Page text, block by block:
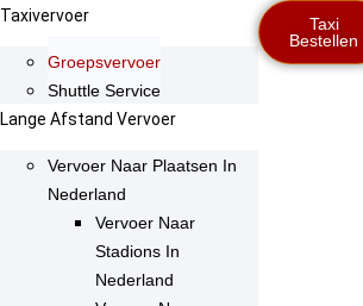
Taxivervoer
Groepsvervoer
Shuttle Service
Lange Afstand Vervoer
Vervoer Naar Plaatsen In
Nederland
Vervoer Naar
Stadions In
Nederland
Taxi
Bestellen